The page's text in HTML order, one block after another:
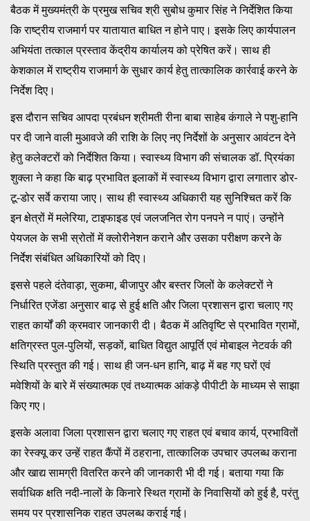
बैठक में मुख्यमंत्री के प्रमुख सचिव श्री सुबोध कुमार सिंह ने निर्देशित किया
कि राष्ट्रीय राजमार्ग पर यातायात बाधित न होने पाए। इसके लिए कार्यपालन
अभियंता तत्काल प्रस्ताव केंद्रीय कार्यालय को प्रेषित करें। साथ ही
केशकाल में राष्ट्रीय राजमार्ग के सुधार कार्य हेतु तात्कालिक कार्रवाई करने के
निर्देश दिए।
इस दौरान सचिव आपदा प्रबंधन श्रीमती रीना बाबा साहेब कंगाले ने पशु-हानि
पर दी जाने वाली मुआवजे की राशि के लिए नए निर्देशों के अनुसार आवंटन देने
हेतु कलेक्टरों को निर्देशित किया। स्वास्थ्य विभाग की संचालक डॉ. प्रियंका
शुक्ला ने कहा कि बाढ़ प्रभावित इलाकों में स्वास्थ्य विभाग द्वारा लगातार डोर-
टू-डोर सर्वे कराया जाए। साथ ही स्वास्थ्य अधिकारी यह सुनिश्चित करें कि
इन क्षेत्रों में मलेरिया, टाइफाइड एवं जलजनित रोग पनपने न पाएं। उन्होंने
पेयजल के सभी स्रोतों में क्लोरीनेशन कराने और उसका परीक्षण करने के
निर्देश संबंधित अधिकारियों को दिए।
इससे पहले दंतेवाड़ा, सुकमा, बीजापुर और बस्तर जिलों के कलेक्टरों ने
निर्धारित एजेंडा अनुसार बाढ़ से हुई क्षति और जिला प्रशासन द्वारा चलाए गए
राहत कार्यों की क्रमवार जानकारी दी। बैठक में अतिवृष्टि से प्रभावित ग्रामों,
क्षतिग्रस्त पुल-पुलियों, सड़कों, बाधित विद्युत आपूर्ति एवं मोबाइल नेटवर्क की
स्थिति प्रस्तुत की गई। साथ ही जन-धन हानि, बाढ़ में बह गए घरों एवं
मवेशियों के बारे में संख्यात्मक एवं तथ्यात्मक आंकड़े पीपीटी के माध्यम से साझा
किए गए।
इसके अलावा जिला प्रशासन द्वारा चलाए गए राहत एवं बचाव कार्य, प्रभावितों
का रेस्क्यू कर उन्हें राहत कैंपों में ठहराना, तात्कालिक उपचार उपलब्ध कराना
और खाद्य सामग्री वितरित करने की जानकारी भी दी गई। बताया गया कि
सर्वाधिक क्षति नदी-नालों के किनारे स्थित ग्रामों के निवासियों को हुई है, परंतु
समय पर प्रशासनिक राहत उपलब्ध कराई गई।